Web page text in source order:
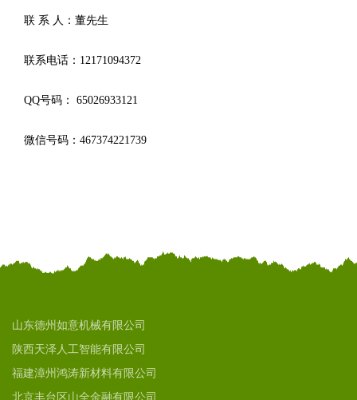
联 系 人：董先生
联系电话：12171094372
QQ号码： 65026933121
微信号码：467374221739
山东德州如意机械有限公司
陕西天泽人工智能有限公司
福建漳州鸿涛新材料有限公司
北京丰台区山全金融有限公司